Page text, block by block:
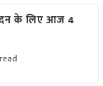
के लिए आज 4